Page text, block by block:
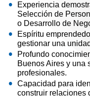
Experiencia
Selección de
o Desarrollo de
Espíritu
gestionar una
Profundo
Buenos Aires y una
profesionales.
Capacidad para
construir relaciones